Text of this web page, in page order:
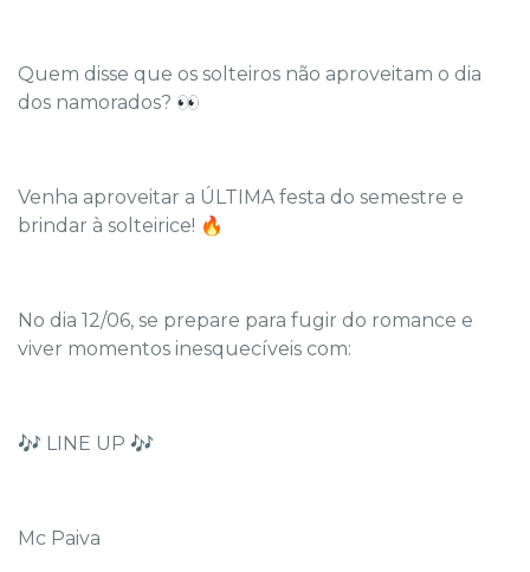
Quem disse que os solteiros não aproveitam o dia
dos namorados? 👀
Venha aproveitar a ÚLTIMA festa do semestre e
brindar à solteirice! 🔥
No dia 12/06, se prepare para fugir do romance e
viver momentos inesquecíveis com:
🎶 LINE UP 🎶
Mc Paiva